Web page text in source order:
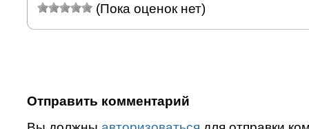
(Пока оценок нет)
Отправить комментарий